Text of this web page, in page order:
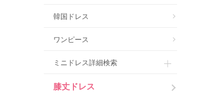
韓国ドレス
ワンピース
ミニドレス詳細検索
膝丈ドレス